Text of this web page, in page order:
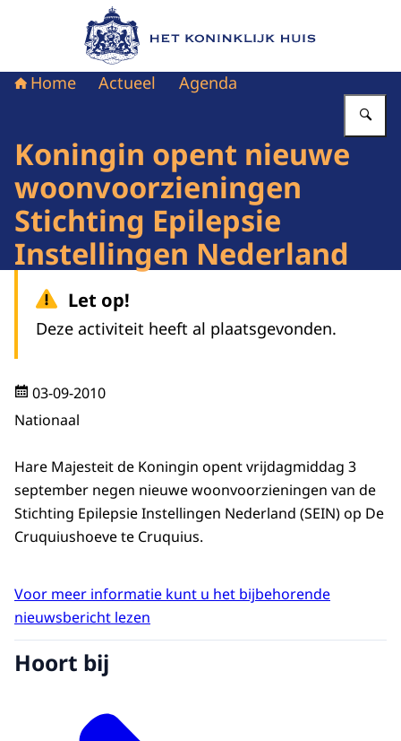
Naar de homepage van Het Koninklijk Huis
Home Actueel Agenda
Koningin opent nieuwe
woonvoorzieningen
Stichting Epilepsie
Instellingen Nederland
Let op!
Deze activiteit heeft al plaatsgevonden.
03-09-2010
Nationaal
Hare Majesteit de Koningin opent vrijdagmiddag 3
september negen nieuwe woonvoorzieningen van de
Stichting Epilepsie Instellingen Nederland (SEIN) op De
Cruquiushoeve te Cruquius.
Voor meer informatie kunt u het bijbehorende
nieuwsbericht lezen
Hoort bij